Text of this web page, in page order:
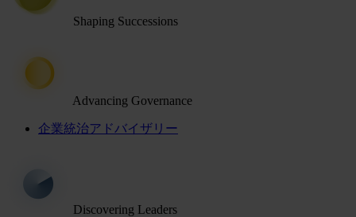
Shaping Successions
Advancing Governance
企業統治アドバイザリー
Discovering Leaders